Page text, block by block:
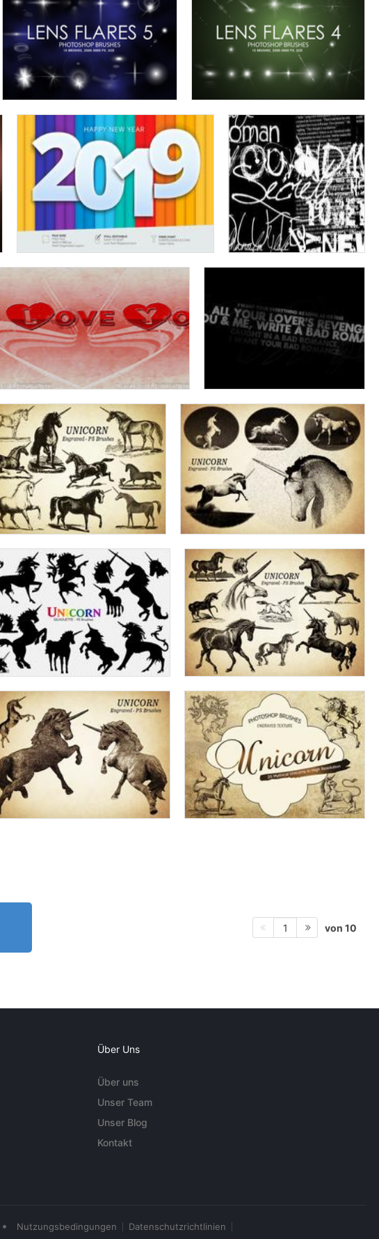
1 von 10
Über Uns
Über uns
Unser Team
Unser Blog
Kontakt
• Nutzungsbedingungen Datenschutzrichtlinien